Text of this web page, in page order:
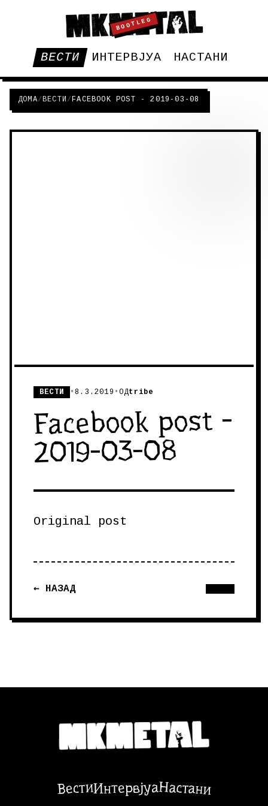
BOOTLEG
ВЕСТИ ИНТЕРВЈУА НАСТАНИ
ДОМА/ВЕСТИ /FACEBOOK POST - 2019-03-08
ВЕСТИ •8.3.2019 •ОДtribe
Facebook post -
2019-03-08
Original post
← НАЗАД
ВестиИнтервјуаНастани